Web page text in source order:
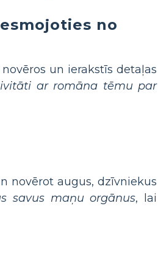
no
un ierakstīs detaļas
ar romāna tēmu par
novērot augus, dzīvniekus
savus maņu orgānus, lai